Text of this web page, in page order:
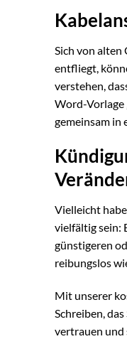
Sich von alten
entfliegt,
verstehen,
Word-Vorlage
gemeinsam in
Vielleicht
vielfältig sein:
günstigeren
reibungslos
Mit unserer
Schreiben,
vertrauen und